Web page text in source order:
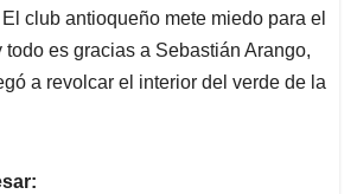
club antioqueño mete miedo para el
es gracias a Sebastián Arango,
a revolcar el interior del verde de la